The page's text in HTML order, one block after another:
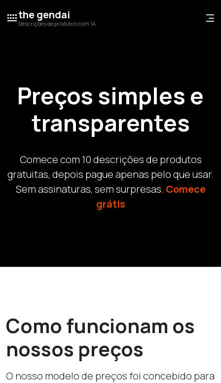
the gendai
Descrições de produtos com IA
Preços simples e
transparentes
Comece com 10 descrições de produtos
gratuitas, depois pague apenas pelo que usar.
Sem assinaturas, sem surpresas. Comece
grátis
Como funcionam os
nossos preços
O nosso modelo de preços foi concebido para